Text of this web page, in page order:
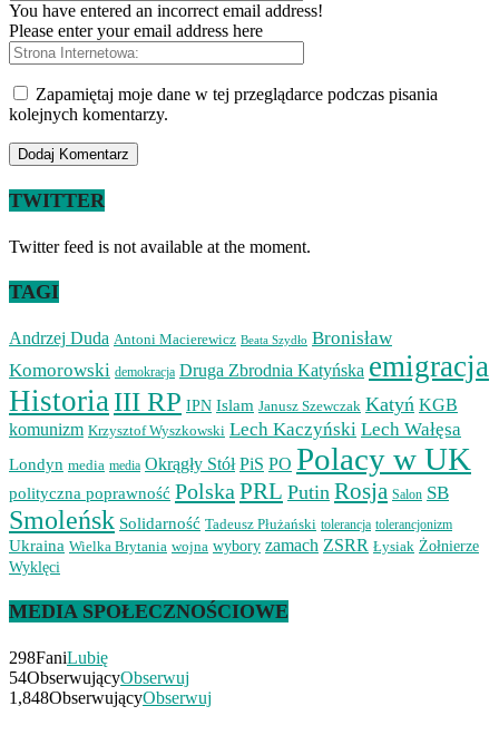
You have entered an incorrect email address!
Please enter your email address here
Zapamiętaj moje dane w tej przeglądarce podczas pisania
kolejnych komentarzy.
TWITTER
Twitter feed is not available at the moment.
TAGI
Andrzej Duda Antoni Macierewicz Beata Szydło Bronisław
Komorowski demokracja Druga Zbrodnia Katyńska emigracja
HistoriaIII RP IPN Islam Janusz Szewczak Katyń KGB
komunizm Krzysztof Wyszkowski Lech Kaczyński Lech Wałęsa
Londyn media media Okrągły Stół PiS PO Polacy w UK
polityczna poprawność Polska PRL Putin Rosja Salon SB
Smoleńsk Solidarność Tadeusz Płużański tolerancja tolerancjonizm
Ukraina Wielka Brytania wojna wybory zamach ZSRR Łysiak Żołnierze
Wyklęci
MEDIA SPOŁECZNOŚCIOWE
298FaniLubię
54ObserwującyObserwuj
1,848ObserwującyObserwuj